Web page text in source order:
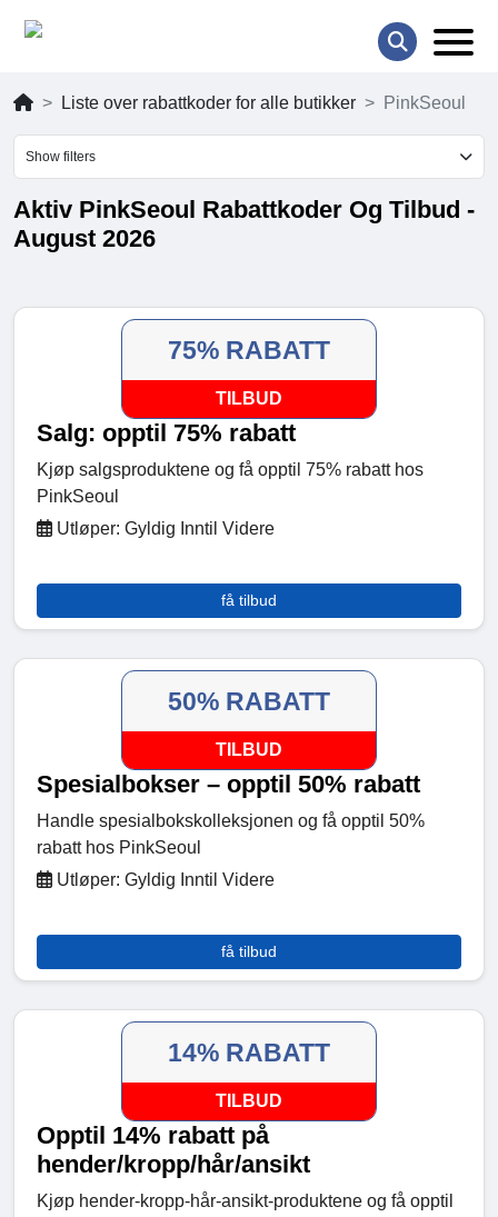
Liste over rabattkoder for alle butikker PinkSeoul
Show filters
Aktiv PinkSeoul Rabattkoder Og Tilbud -
August 2026
75% RABATT
TILBUD
Salg: opptil 75% rabatt
Kjøp salgsproduktene og få opptil 75% rabatt hos
PinkSeoul
Utløper: Gyldig Inntil Videre
få tilbud
50% RABATT
TILBUD
Spesialbokser – opptil 50% rabatt
Handle spesialbokskolleksjonen og få opptil 50%
rabatt hos PinkSeoul
Utløper: Gyldig Inntil Videre
få tilbud
14% RABATT
TILBUD
Opptil 14% rabatt på
hender/kropp/hår/ansikt
Kjøp hender-kropp-hår-ansikt-produktene og få opptil